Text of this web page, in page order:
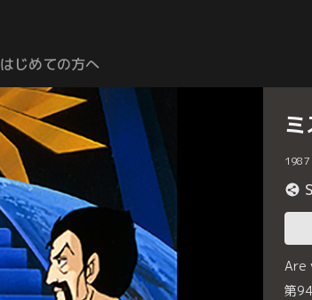
はじめての方へ
1987
Are
第